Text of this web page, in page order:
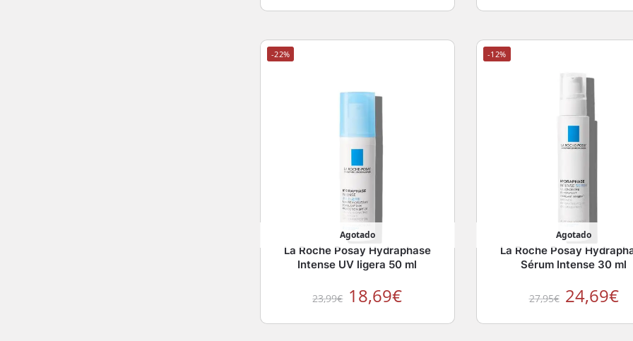
-22%
Agotado
La Roche Posay Hydraphase
Intense UV ligera 50 ml
23,99€ 18,69€
-12%
Agotado
La Roche Posay
Sérum Intense 30 ml
27,95€ 24,69€